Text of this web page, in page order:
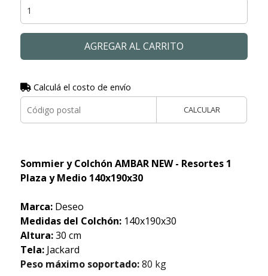
AGREGAR AL CARRITO
Calculá el costo de envío
CALCULAR
Sommier y Colchón AMBAR NEW - Resortes 1
Plaza y Medio 140x190x30
Marca:Deseo
Medidas del Colchón: 140x190x30
Altura:30 cm
Tela:Jackard
Peso máximo soportado: 80 kg